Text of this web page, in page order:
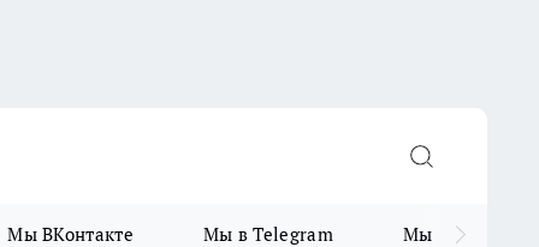
Мы ВКонтакте Мы в Telegram Мы в MAX